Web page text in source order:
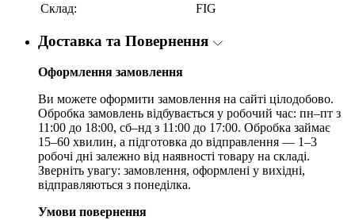
Склад:
FIG
Доставка та Повернення
Оформлення замовлення
Ви можете оформити замовлення на сайті цілодобово.
Обробка замовлень відбувається у робочий час: пн–пт з
11:00 до 18:00, сб–нд з 11:00 до 17:00. Обробка займає
15–60 хвилин, а підготовка до відправлення — 1–3
робочі дні залежно від наявності товару на складі.
Зверніть увагу: замовлення, оформлені у вихідні,
відправляються з понеділка.
Умови повернення